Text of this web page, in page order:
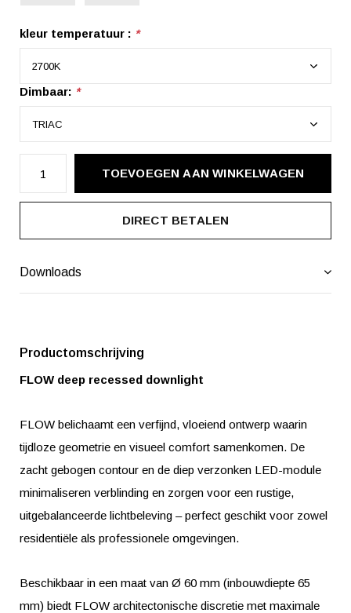
kleur temperatuur : *
Dimbaar: *
TOEVOEGEN AAN WINKELWAGEN
DIRECT BETALEN
Downloads
Productomschrijving
FLOW deep recessed downlight
FLOW belichaamt een verfijnd, vloeiend ontwerp waarin
tijdloze geometrie en visueel comfort samenkomen. De
zacht gebogen contour en de diep verzonken LED-module
minimaliseren verblinding en zorgen voor een rustige,
uitgebalanceerde lichtbeleving – perfect geschikt voor zowel
residentiële als professionele omgevingen.
Beschikbaar in een maat van Ø 60 mm (inbouwdiepte 65
mm) biedt FLOW architectonische discretie met maximale